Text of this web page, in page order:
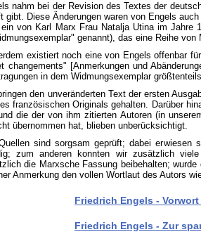
nahm bei der Revision des Textes der
gibt. Diese Änderungen waren von Engels
von Karl Marx Frau Natalja Utina im Jahre
genannt), das eine Reihe
existiert noch eine von Engels offenbar
changements" [Anmerkungen und
in dem Widmungsexemplar
den unveränderten Text der ersten
französischen Originals gehalten. Darüber
die der von ihm zitierten Autoren (in
übernommen hat, blieben unberücksichtigt.
sind sorgsam geprüft; dabei erwiesen
zum anderen konnten wir zusätzlich
die Marxsche Fassung beibehalten;
Anmerkung den vollen Wortlaut des Autors
Friedrich Engels -
Friedrich Engels - Zur